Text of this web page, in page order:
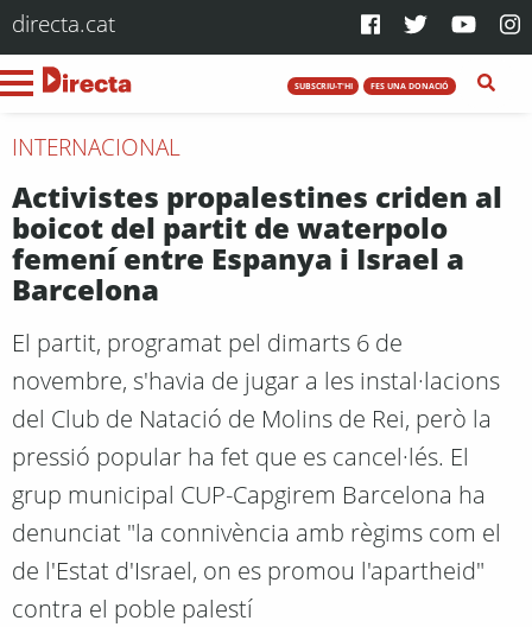
directa.cat
SUBSCRIU-T'HI FES UNA DONACIÓ
INTERNACIONAL
Activistes propalestines criden al
boicot del partit de waterpolo
femení entre Espanya i Israel a
Barcelona
El partit, programat pel dimarts 6 de
novembre, s'havia de jugar a les instal·lacions
del Club de Natació de Molins de Rei, però la
pressió popular ha fet que es cancel·lés. El
grup municipal CUP-Capgirem Barcelona ha
denunciat "la connivència amb règims com el
de l'Estat d'Israel, on es promou l'apartheid"
contra el poble palestí